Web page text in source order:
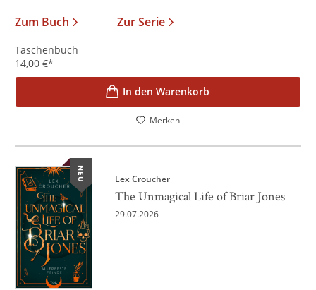
Zum Buch
Zur Serie
Taschenbuch
14,00 €*
In den Warenkorb
Merken
NEU Lex Croucher
The Unmagical Life of Briar Jones
29.07.2026